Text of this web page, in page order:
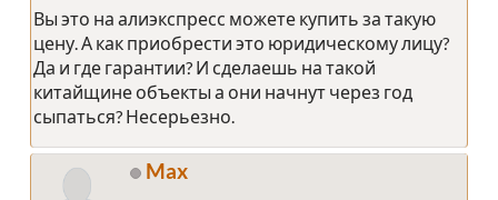
Вы это на алиэкспресс можете купить за такую
цену. А как приобрести это юридическому лицу?
Да и где гарантии? И сделаешь на такой
китайщине объекты а они начнут через год
сыпаться? Несерьезно.
Max